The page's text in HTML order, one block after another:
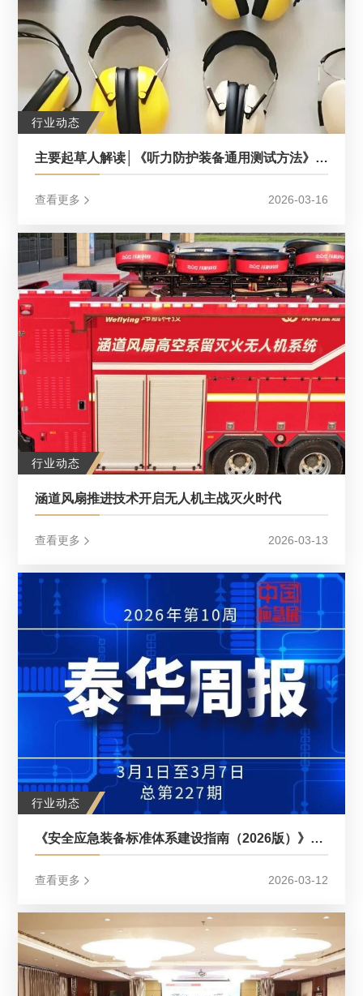
行业动态
主要起草人解读│《听力防护装备通用测试方法》（2026年11月1日起实施）
查看更多 2026-03-16
行业动态
涵道风扇推进技术开启无人机主战灭火时代
查看更多 2026-03-13
行业动态
《安全应急装备标准体系建设指南（2026版）》发布；《关于加强基层消防工作的意见》印发等10则∣2026年第10周
查看更多 2026-03-12